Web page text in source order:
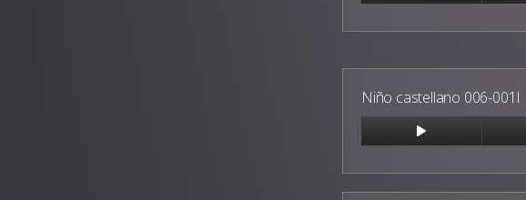
Niño castellano 006-001I